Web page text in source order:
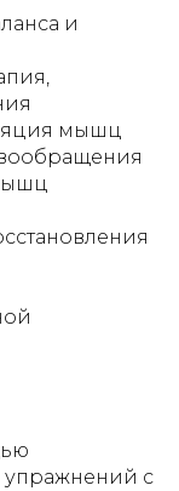
и
мышц
упражнений с